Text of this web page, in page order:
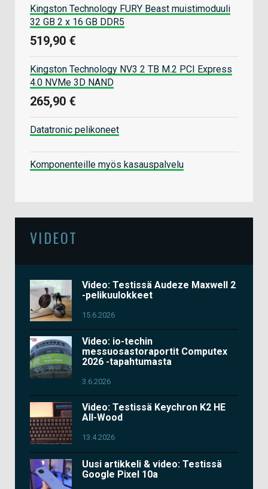
Kingston Technology FURY Beast muistimoduuli
32 GB 2 x 16 GB DDR5
519,90 €
Kingston Technology NV3 2 TB M.2 PCI Express
4.0 NVMe 3D NAND
265,90 €
Datatronic pelikoneet
Komponenteille myös kasauspalvelu
VIDEOT
Video: Testissä Audeze Maxwell 2
-pelikuulokkeet
15.6.2026
Video: io-techin
messuosastoraportit Computex
2026 -tapahtumasta
3.6.2026
Video: Testissä Keychron K2 HE
All-Wood
13.4.2026
Uusi artikkeli & video: Testissä
Google Pixel 10a